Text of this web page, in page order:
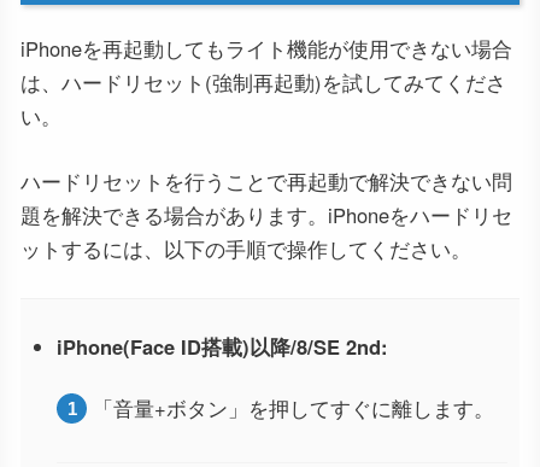
iPhoneを再起動してもライト機能が使用できない場合
は、ハードリセット(強制再起動)を試してみてくださ
い。
ハードリセットを行うことで再起動で解決できない問
題を解決できる場合があります。iPhoneをハードリセ
ットするには、以下の手順で操作してください。
iPhone(Face ID搭載)以降/8/SE 2nd:
「音量+ボタン」を押してすぐに離します。